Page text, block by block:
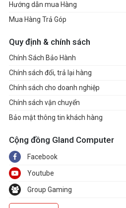
Hướng dẫn mua Hàng
Mua Hàng Trả Góp
Quy định & chính sách
Chính Sách Bảo Hành
Chính sách đổi, trả lại hàng
Chính sách cho doanh nghiệp
Chính sách vận chuyển
Bảo mật thông tin khách hàng
Cộng đồng Gland Computer
Facebook
Youtube
Group Gaming